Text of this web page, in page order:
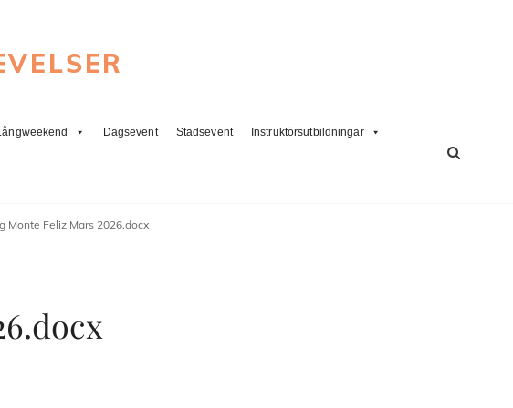
Dagsevent Stadsevent Instruktörsutbildningar
Monte Feliz Mars 2026.docx